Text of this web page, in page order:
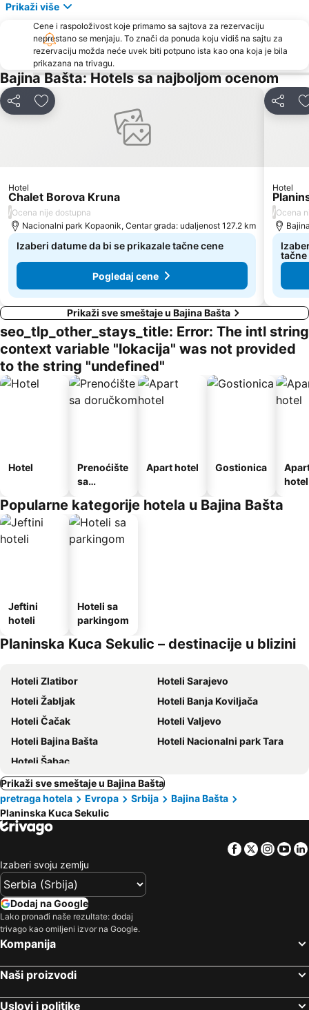
Prikaži više
Cene i raspoloživost koje primamo sa sajtova za rezervaciju
neprestano se menjaju. To znači da ponuda koju vidiš na sajtu za
rezervaciju možda neće uvek biti potpuno ista kao ona koja je bila
prikazana na trivagu.
Bajina Bašta: Hotels sa najboljom ocenom
Deli Dodati u favorite
Hotel
Chalet Borova Kruna
/Ocena nije dostupna
Nacionalni park Kopaonik, Centar grada: udaljenost 127.2 km
Izaberi datume da bi se prikazale tačne cene
Pogledaj cene
Deli
Hotel
/Ocena
tačne
Prikaži sve smeštaje u Bajina Bašta
seo_tlp_other_stays_title: Error: The intl string
context variable "lokacija" was not provided
to the string "undefined"
Hotel
Prenoćište
sa
Apart hotel Gostionica
hotel
Popularne kategorije hotela u Bajina Bašta
Jeftini
hoteli
Hoteli sa
parkingom
Planinska Kuca Sekulic – destinacije u blizini
Hoteli Zlatibor
Hoteli Sarajevo
Hoteli Žabljak
Hoteli Banja Koviljača
Hoteli Čačak
Hoteli Valjevo
Hoteli Bajina Bašta
Hoteli Nacionalni park Tara
Hoteli Šabac
Prikaži sve smeštaje u Bajina Bašta
pretraga hotela
Evropa Srbija
Bajina Bašta
Planinska Kuca Sekulic
Facebook
Twitter
Izaberi svoju zemlju
Dodaj na Google
Lako pronađi naše rezultate: dodaj
trivago kao omiljeni izvor na Google.
Kompanija
Naši proizvodi
Uslovi i politike